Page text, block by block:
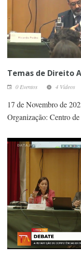
Temas de Direito
0 Eventos 4 Vídeos
17 de Novembro de
Organização: Centro